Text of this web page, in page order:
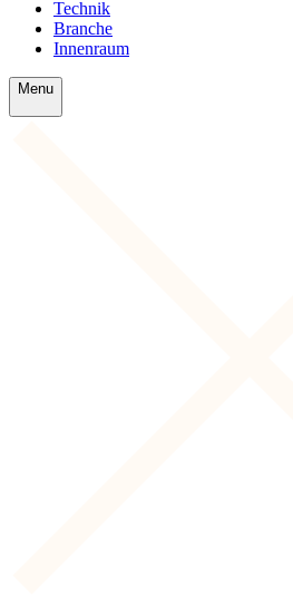
Technik
Branche
Innenraum
Menu